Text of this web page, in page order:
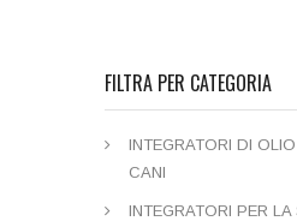
FILTRA PER CATEGORIA
INTEGRATORI DI
CANI
INTEGRATORI PER